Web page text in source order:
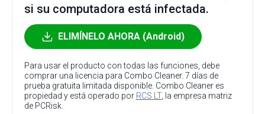
si su computadora está infectada.
ELIMÍNELO AHORA (Android)
Para usar el producto con todas las funciones, debe
comprar una licencia para Combo Cleaner. 7 días de
prueba gratuita limitada disponible. Combo Cleaner es
propiedad y está operado por RCS LT, la empresa matriz
de PCRisk.